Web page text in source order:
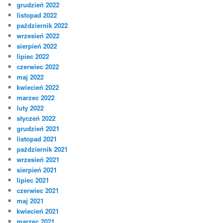
grudzień 2022
listopad 2022
październik 2022
wrzesień 2022
sierpień 2022
lipiec 2022
czerwiec 2022
maj 2022
kwiecień 2022
marzec 2022
luty 2022
styczeń 2022
grudzień 2021
listopad 2021
październik 2021
wrzesień 2021
sierpień 2021
lipiec 2021
czerwiec 2021
maj 2021
kwiecień 2021